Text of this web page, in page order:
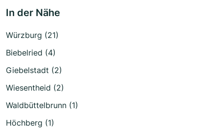
In der Nähe
Würzburg (21)
Biebelried (4)
Giebelstadt (2)
Wiesentheid (2)
Waldbüttelbrunn (1)
Höchberg (1)